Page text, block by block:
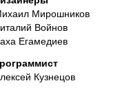
Мирошников
Войнов
Егамедиев
Кузнецов